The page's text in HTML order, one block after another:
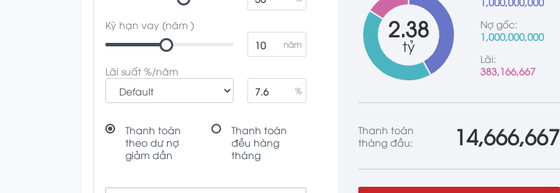
Kỳ hạn vay (năm )
năm
Lãi suất %/năm
%
Thanh toán
theo dư nợ
giảm dần
Thanh toán
đều hàng
tháng
2.38
tỷ
Nợ gốc:
1,000,000,000
Lãi:
383,166,667
Thanh toán
tháng đầu:
14,666,667